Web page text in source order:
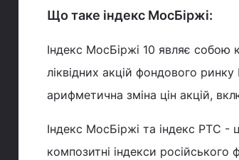
Що таке індекс МосБіржі:
Індекс МосБіржі 10 являє собою
ліквідних акцій фондового
арифметична зміна цін акцій,
Індекс МосБіржі та індекс РТС -
композитні індекси російського